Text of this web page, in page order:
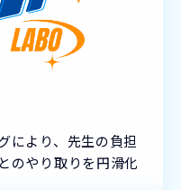
により、先生の負担
のやり取りを円滑化